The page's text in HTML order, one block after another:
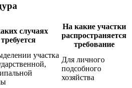
случаях
требуется
На какие участки
распространяется
требование
участка
Для личного
подсобного
хозяйства